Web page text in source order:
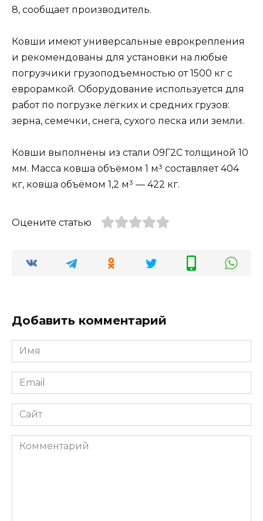
8, сообщает производитель.
Ковши имеют универсальные еврокрепления
и рекомендованы для установки на любые
погрузчики грузоподъемностью от 1500 кг с
еврорамкой. Оборудование используется для
работ по погрузке лёгких и средних грузов:
зерна, семечки, снега, сухого песка или земли.
Ковши выполнены из стали 09Г2С толщиной 10
мм. Масса ковша объёмом 1 м³ составляет 404
кг, ковша объёмом 1,2 м³ — 422 кг.
Оцените статью
Добавить комментарий
Имя
*
Email
*
Сайт
Комментарий